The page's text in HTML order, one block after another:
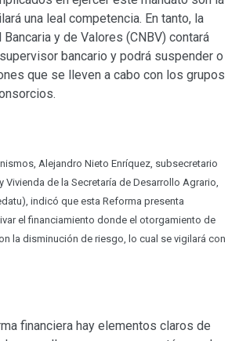
una leal competencia. En tanto, la
y de Valores (CNBV) contará
bancario y podrá suspender o
que se lleven a cabo con los grupos
Alejandro Nieto Enríquez, subsecretario
Vivienda de la Secretaría de Desarrollo Agrario,
indicó que esta Reforma presenta
el financiamiento donde el otorgamiento de
la disminución de riesgo, lo cual se vigilará con
financiera hay elementos claros de